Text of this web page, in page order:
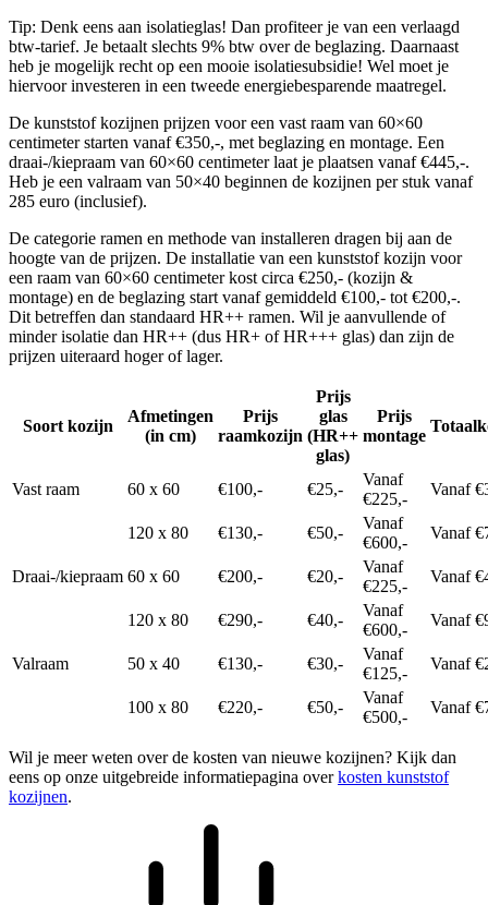
Tip: Denk eens aan isolatieglas! Dan profiteer je van een verlaagd
btw-tarief. Je betaalt slechts 9% btw over de beglazing. Daarnaast
heb je mogelijk recht op een mooie isolatiesubsidie! Wel moet je
hiervoor investeren in een tweede energiebesparende maatregel.
De kunststof kozijnen prijzen voor een vast raam van 60×60
centimeter starten vanaf €350,-, met beglazing en montage. Een
draai-/kiepraam van 60×60 centimeter laat je plaatsen vanaf €445,-.
Heb je een valraam van 50×40 beginnen de kozijnen per stuk vanaf
285 euro (inclusief).
De categorie ramen en methode van installeren dragen bij aan de
hoogte van de prijzen. De installatie van een kunststof kozijn voor
een raam van 60×60 centimeter kost circa €250,- (kozijn &
montage) en de beglazing start vanaf gemiddeld €100,- tot €200,-.
Dit betreffen dan standaard HR++ ramen. Wil je aanvullende of
minder isolatie dan HR++ (dus HR+ of HR+++ glas) dan zijn de
prijzen uiteraard hoger of lager.
Soort kozijn
Afmetingen
(in cm)
Prijs
raamkozijn
Prijs
glas
(HR++
glas)
Prijs
montage
Vast raam 60 x 60 €100,- €25,-
Vanaf
€225,-
Vanaf
120 x 80 €130,- €50,-
Vanaf
€600,-
Vanaf
Draai-/kiepraam 60 x 60 €200,- €20,-
Vanaf
€225,-
Vanaf
120 x 80 €290,- €40,-
Vanaf
€600,-
Vanaf
Valraam 50 x 40 €130,- €30,-
Vanaf
€125,-
Vanaf
100 x 80 €220,- €50,-
Vanaf
€500,-
Vanaf
Wil je meer weten over de kosten van nieuwe kozijnen? Kijk dan
eens op onze uitgebreide informatiepagina overkosten kunststof
kozijnen.